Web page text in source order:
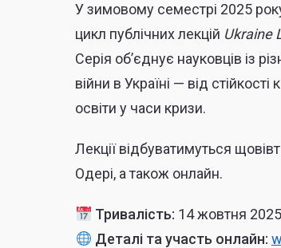
У зимовому семестрі 2025
цикл публічних лекцій Ukraine
Серія об’єднує науковців із
війни в Україні — від
освіти у часи кризи.
Лекції відбуватимуться
Одері, а також онлайн.
Тривалість: 14 жовтня
Деталі та участь онлайн: